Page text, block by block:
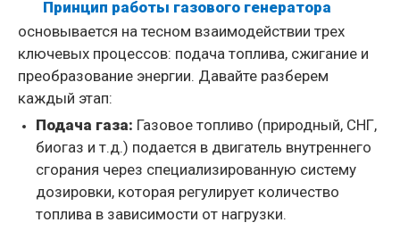
Принцип работы газового генератора
основывается на тесном взаимодействии трех
ключевых процессов: подача топлива, сжигание и
преобразование энергии. Давайте разберем
каждый этап:
Подача газа: Газовое топливо (природный, СНГ,
биогаз и т.д.) подается в двигатель внутреннего
сгорания через специализированную систему
дозировки, которая регулирует количество
топлива в зависимости от нагрузки.